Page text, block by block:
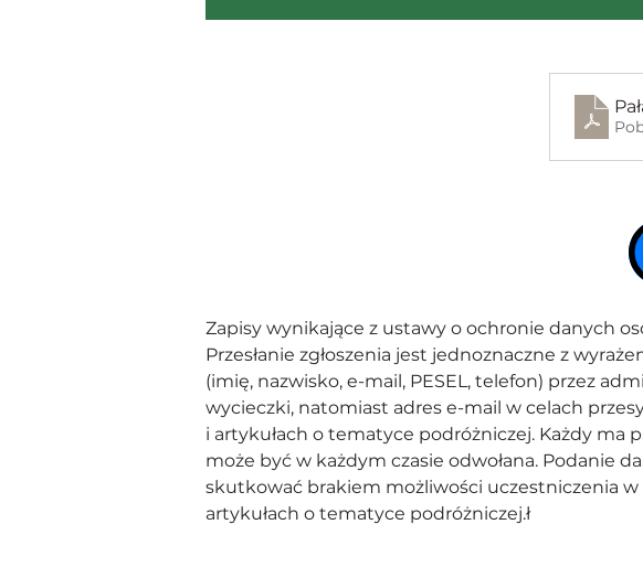
Zapisy wynikające z ustawy o ochronie danych
Przesłanie zgłoszenia jest jednoznaczne z
(imię, nazwisko, e-mail, PESEL, telefon) przez
wycieczki, natomiast adres e-mail w celach
i artykułach o tematyce podróżniczej. Każdy
może być w każdym czasie odwołana. Podanie
skutkować brakiem możliwości uczestniczenia
artykułach o tematyce podróżniczej.ł